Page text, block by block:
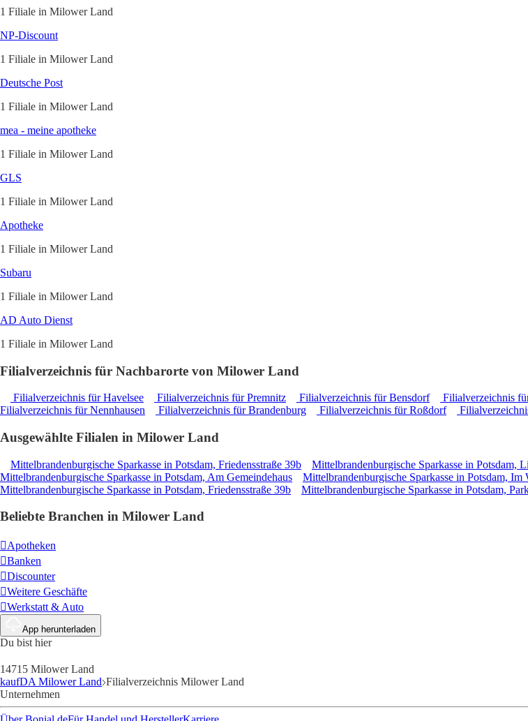
1 Filiale in Milower Land
NP-Discount
1 Filiale in Milower Land
Deutsche Post
1 Filiale in Milower Land
mea - meine apotheke
1 Filiale in Milower Land
GLS
1 Filiale in Milower Land
Apotheke
1 Filiale in Milower Land
Subaru
1 Filiale in Milower Land
AD Auto Dienst
1 Filiale in Milower Land
Filialverzeichnis für Nachbarorte von Milower Land
Filialverzeichnis für Havelsee Filialverzeichnis für Premnitz Filialverzeichnis für Bensdorf Filialverzeichnis
Filialverzeichnis für Nennhausen
Filialverzeichnis für Brandenburg Filialverzeichnis für Roßdorf
Ausgewählte Filialen in Milower Land
Mittelbrandenburgische Sparkasse in Potsdam, Friedensstraße 39b Mittelbrandenburgische Sparkasse in Potsdam,
Mittelbrandenburgische Sparkasse in Potsdam, Am Gemeindehaus
Mittelbrandenburgische Sparkasse in Potsdam, Im
Mittelbrandenburgische Sparkasse in Potsdam, Friedensstraße 39b
Mittelbrandenburgische Sparkasse in Potsdam,
Beliebte Branchen in Milower Land
Apotheken
Banken
Discounter
Weitere Geschäfte
Werkstatt & Auto
App herunterladen
Du bist hier
14715 Milower Land
kaufDA Milower Land Filialverzeichnis Milower Land
Unternehmen